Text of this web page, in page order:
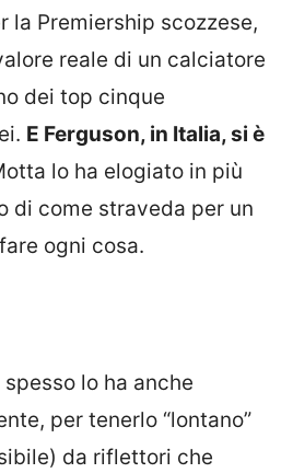
la Premiership scozzese,
reale di un calciatore
dei top cinque
E Ferguson, in Italia, si è
lo ha elogiato in più
di come straveda per un
ogni cosa.
lo ha anche
per tenerlo “lontano”
da riflettori che